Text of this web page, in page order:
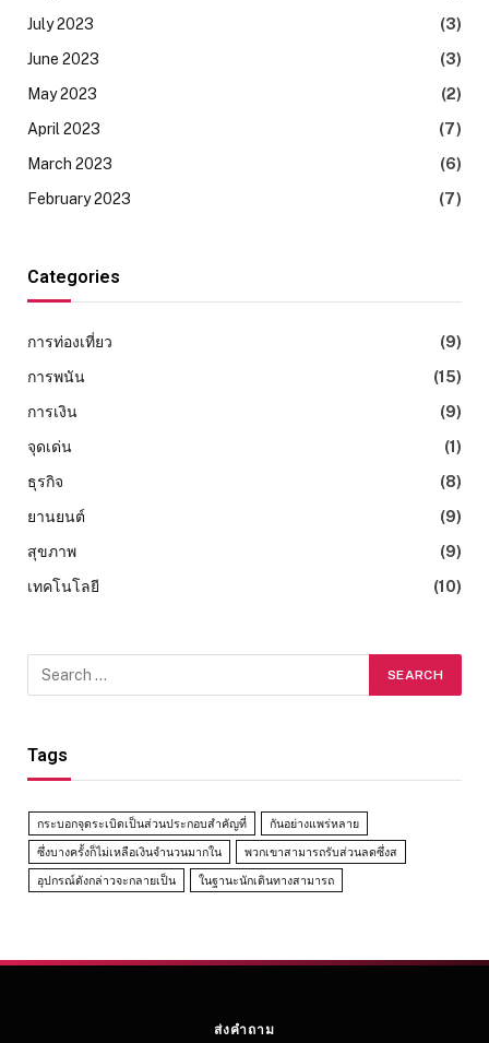
July 2023
(3)
June 2023
(3)
May 2023
(2)
April 2023
(7)
March 2023
(6)
February 2023
(7)
Categories
การท่องเที่ยว
(9)
การพนัน
(15)
การเงิน
(9)
จุดเด่น
(1)
ธุรกิจ
(8)
ยานยนต์
(9)
สุขภาพ
(9)
เทคโนโลยี
(10)
Tags
กระบอกจุดระเบิดเป็นส่วนประกอบสำคัญที่ กันอย่างแพร่หลาย
ซึ่งบางครั้งก็ไม่เหลือเงินจำนวนมากใน พวกเขาสามารถรับส่วนลดซึ่งส
อุปกรณ์ดังกล่าวจะกลายเป็น ในฐานะนักเดินทางสามารถ
ส่งคำถาม